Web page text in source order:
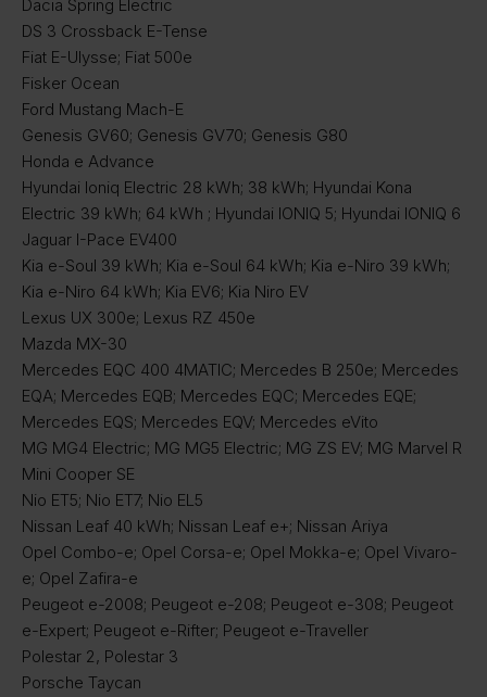
Dacia Spring Electric
DS 3 Crossback E-Tense
Fiat E-Ulysse; Fiat 500e
Fisker Ocean
Ford Mustang Mach-E
Genesis GV60; Genesis GV70; Genesis G80
Honda e Advance
Hyundai Ioniq Electric 28 kWh; 38 kWh; Hyundai Kona
Electric 39 kWh; 64 kWh ; Hyundai IONIQ 5; Hyundai IONIQ 6
Jaguar I-Pace EV400
Kia e-Soul 39 kWh; Kia e-Soul 64 kWh; Kia e-Niro 39 kWh;
Kia e-Niro 64 kWh; Kia EV6; Kia Niro EV
Lexus UX 300e; Lexus RZ 450e
Mazda MX-30
Mercedes EQC 400 4MATIC; Mercedes B 250e; Mercedes
EQA; Mercedes EQB; Mercedes EQC; Mercedes EQE;
Mercedes EQS; Mercedes EQV; Mercedes eVito
MG MG4 Electric; MG MG5 Electric; MG ZS EV; MG Marvel R
Mini Cooper SE
Nio ET5; Nio ET7; Nio EL5
Nissan Leaf 40 kWh; Nissan Leaf e+; Nissan Ariya
Opel Combo-e; Opel Corsa-e; Opel Mokka-e; Opel Vivaro-
e; Opel Zafira-e
Peugeot e-2008; Peugeot e-208; Peugeot e-308; Peugeot
e-Expert; Peugeot e-Rifter; Peugeot e-Traveller
Polestar 2, Polestar 3
Porsche Taycan